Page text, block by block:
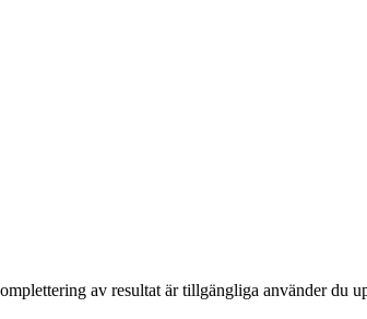
av resultat är tillgängliga använder du